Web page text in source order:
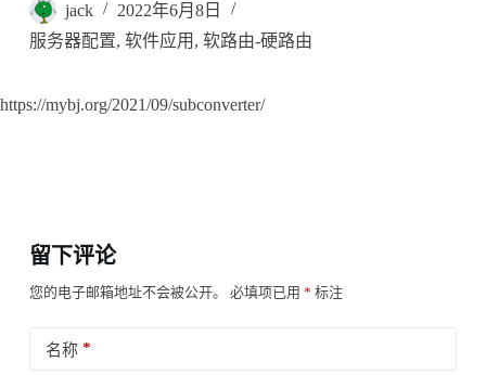
jack
2022年6月8日
服务器配置, 软件应用 , 软路由-硬路由
https://mybj.org/2021/09/subconverter/
留下评论
您的电子邮箱地址不会被公开。 必填项已用 * 标注
名称*